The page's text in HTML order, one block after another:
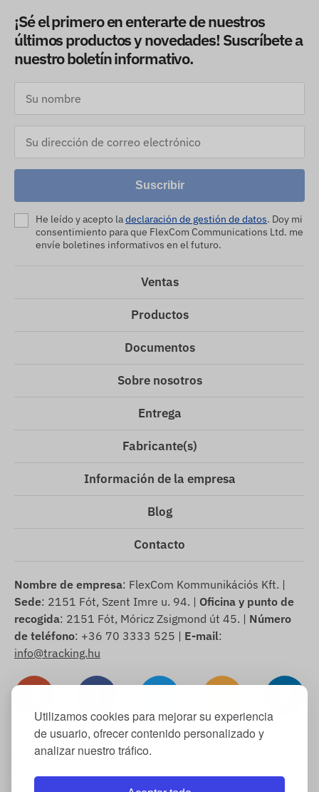
Utilizamos cookies para mejorar su experiencia
de usuario, ofrecer contenido personalizado y
analizar nuestro tráfico.
¡Sé el primero en enterarte de nuestros
últimos productos y novedades! Suscríbete a
nuestro boletín informativo.
Suscribir
He leído y acepto ladeclaración de gestión de datos. Doy mi
consentimiento para que FlexCom Communications Ltd. me
envíe boletines informativos en el futuro.
Ventas
Productos
Documentos
Sobre nosotros
Entrega
Fabricante(s)
Información de la empresa
Blog
Contacto
Nombre de empresa: FlexCom Kommunikációs Kft. |
Sede: 2151 Fót, Szent Imre u. 94. | Oficina y punto de
recogida: 2151 Fót, Móricz Zsigmond út 45. | Número
de teléfono: +36 70 3333 525 | E-mail:
info@tracking.hu
Copyright © 2025 FlexCom Communications Ltd., Todos